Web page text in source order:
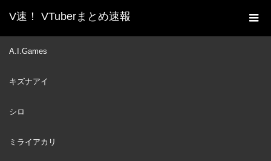
V速！ VTuberまとめ速報
A.I.Games
キズナアイ
シロ
ミライアカリ
ホーム
新着動画一覧
マリン・白上フブキ】
DEC